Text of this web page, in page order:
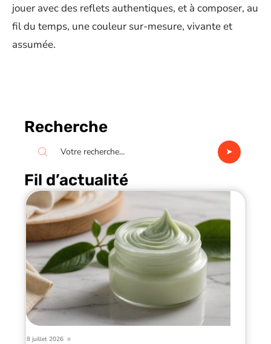
jouer avec des reflets authentiques, et à composer, au
fil du temps, une couleur sur-mesure, vivante et
assumée.
Recherche
Fil d’actualité
8 juillet 2026